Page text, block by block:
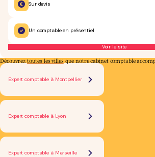
Sur devis
Un comptable en présentiel
Voir le site
Découvreztoutes les villesque notre cabinet comptable
Expert comptable à Montpellier
Expert comptable à Lyon
Expert comptable à Marseille